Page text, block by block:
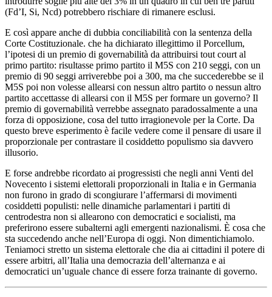
(Fd’I, Si, Ncd) potrebbero rischiare di rimanere esclusi.
E così appare anche di dubbia conciliabilità con la sentenza della
Corte Costituzionale. che ha dichiarato illegittimo il Porcellum,
l’ipotesi di un premio di governabilità da attribuirsi tout court al
primo partito: risultasse primo partito il M5S con 210 seggi, con un
premio di 90 seggi arriverebbe poi a 300, ma che succederebbe se il
M5S poi non volesse allearsi con nessun altro partito o nessun altro
partito accettasse di allearsi con il M5S per formare un governo? Il
premio di governabilità verrebbe assegnato paradossalmente a una
forza di opposizione, cosa del tutto irragionevole per la Corte. Da
questo breve esperimento è facile vedere come il pensare di usare il
proporzionale per contrastare il cosiddetto populismo sia davvero
illusorio.
E forse andrebbe ricordato ai progressisti che negli anni Venti del
Novecento i sistemi elettorali proporzionali in Italia e in Germania
non furono in grado di scongiurare l’affermarsi di movimenti
cosiddetti populisti: nelle dinamiche parlamentari i partiti di
centrodestra non si allearono con democratici e socialisti, ma
preferirono essere subalterni agli emergenti nazionalismi. È cosa che
sta succedendo anche nell’Europa di oggi. Non dimentichiamolo.
Teniamoci stretto un sistema elettorale che dia ai cittadini il potere di
essere arbitri, all’Italia una democrazia dell’alternanza e ai
democratici un’uguale chance di essere forza trainante di governo.